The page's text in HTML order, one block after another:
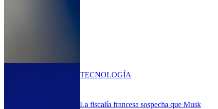
La fiscalía francesa sospecha que Musk
TECNOLOGÍA